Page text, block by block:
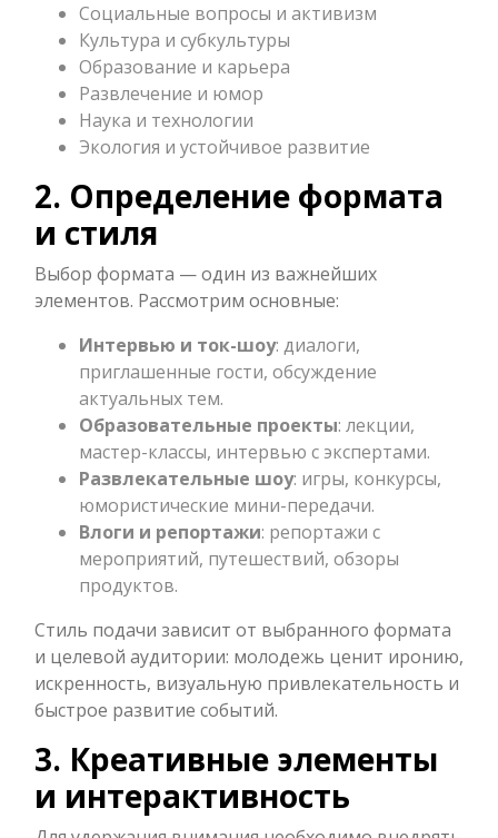
Социальные вопросы и активизм
Культура и субкультуры
Образование и карьера
Развлечение и юмор
Наука и технологии
Экология и устойчивое развитие
2. Определение формата
и стиля
Выбор формата — один из важнейших
элементов. Рассмотрим основные:
Интервью и ток-шоу: диалоги,
приглашенные гости, обсуждение
актуальных тем.
Образовательные проекты: лекции,
мастер-классы, интервью с экспертами.
Развлекательные шоу: игры, конкурсы,
юмористические мини-передачи.
Влоги и репортажи: репортажи с
мероприятий, путешествий, обзоры
продуктов.
Стиль подачи зависит от выбранного формата
и целевой аудитории: молодежь ценит иронию,
искренность, визуальную привлекательность и
быстрое развитие событий.
3. Креативные элементы
и интерактивность